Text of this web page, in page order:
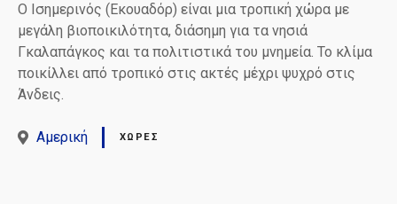
Ο Ισημερινός (Εκουαδόρ) είναι μια τροπική χώρα με
μεγάλη βιοποικιλότητα, διάσημη για τα νησιά
Γκαλαπάγκος και τα πολιτιστικά του μνημεία. Το κλίμα
ποικίλλει από τροπικό στις ακτές μέχρι ψυχρό στις
Άνδεις.
Αμερική ΧΏΡΕΣ